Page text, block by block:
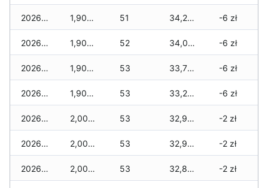
2026-01-15 1,905 zł 51 34,280 zł -6 zł
2026-01-14 1,905 zł 52 34,030 zł -6 zł
2026-01-13 1,905 zł 53 33,700 zł -6 zł
2026-01-12 1,905 zł 53 33,250 zł -6 zł
2026-01-11 2,005 zł 53 32,955 zł -2 zł
2026-01-09 2,005 zł 53 32,935 zł -2 zł
2026-01-08 2,005 zł 53 32,835 zł -2 zł